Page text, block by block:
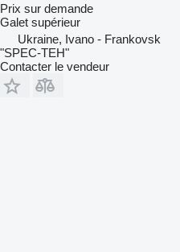
Prix sur demande
Galet supérieur
Ukraine, Ivano - Frankovsk
"SPEC-TEH"
Contacter le vendeur